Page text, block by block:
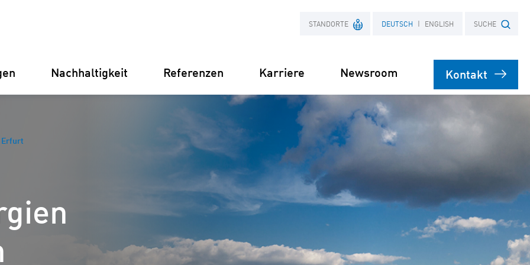
STANDORTE
Deutschland Finnland Frankreich
Kroatien Polen
DEUTSCH ENGLISH SUCHE
Suchbegriff
Instandhaltung
Erneuerbare
Stromversorgung
für Unternehmen
Batteriespeicher
(BESS)
Stromliefervertrag
(PPA)
Nachhaltigkeit Referenzen Karriere Newsroom Kontakt
Erfurt